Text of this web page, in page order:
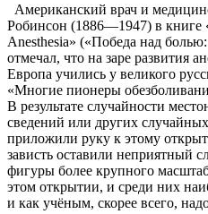
Американский врач и
Робинсон (1886—1947) в книге
Anesthesia» («Победа над
отмечал, что на заре развития
Европа учились у великого
«Многие пионеры
В результате случайности
сведений или других
приложили руку к этому
зависть оставили неприятный
фигуры более крупного
этом открытии, и среди них
и как учёным, скорее всего,